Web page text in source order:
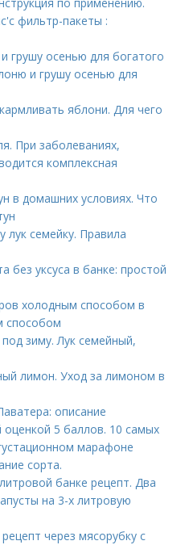
фильтр-пакеты :
грушу осенью для богатого
и грушу осенью для
яблони. Для чего
При заболеваниях,
комплексная
в домашних условиях. Что
семейку. Правила
без уксуса в банке: простой
холодным способом в
способом
зиму. Лук семейный,
лимон. Уход за лимоном в
описание
оценкой 5 баллов. 10 самых
марафоне
сорта.
банке рецепт. Два
на 3-х литровую
через мясорубку с